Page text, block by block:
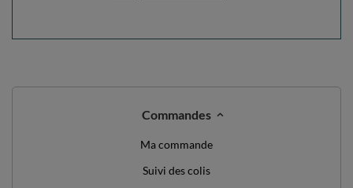
Commandes
Ma commande
Suivi des colis